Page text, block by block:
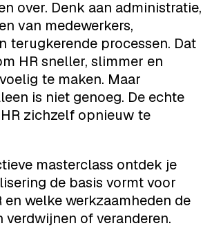
over. Denk aan administratie,
van medewerkers,
terugkerende processen. Dat
HR sneller, slimmer en
te maken. Maar
is niet genoeg. De echte
zichzelf opnieuw te
masterclass ontdek je
de basis vormt voor
en welke werkzaamheden de
verdwijnen of veranderen.